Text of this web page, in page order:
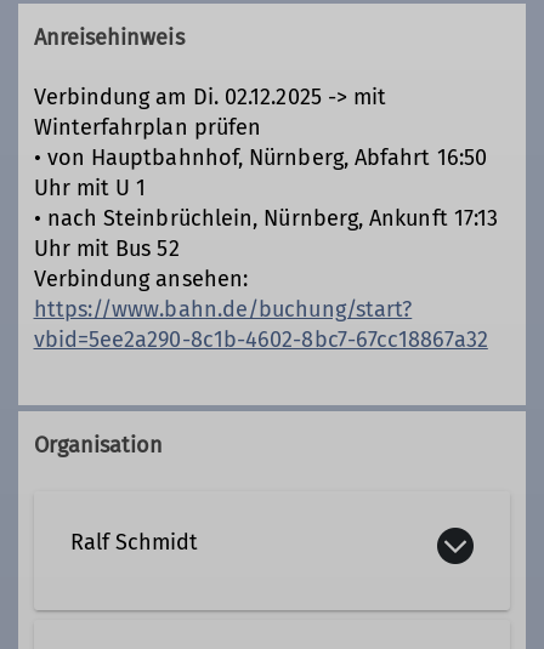
Anreisehinweis
Verbindung am Di. 02.12.2025 -> mit
Winterfahrplan prüfen
• von Hauptbahnhof, Nürnberg, Abfahrt 16:50
Uhr mit U 1
• nach Steinbrüchlein, Nürnberg, Ankunft 17:13
Uhr mit Bus 52
Verbindung ansehen:
https://www.bahn.de/buchung/start?
vbid=5ee2a290-8c1b-4602-8bc7-67cc18867a32
Organisation
Ralf Schmidt